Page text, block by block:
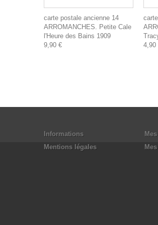
carte postale ancienne 14
ARROMANCHES. Petite Cale
l'Heure des Bains 1909
9,90 €
4,90
Informations
Mentions légales